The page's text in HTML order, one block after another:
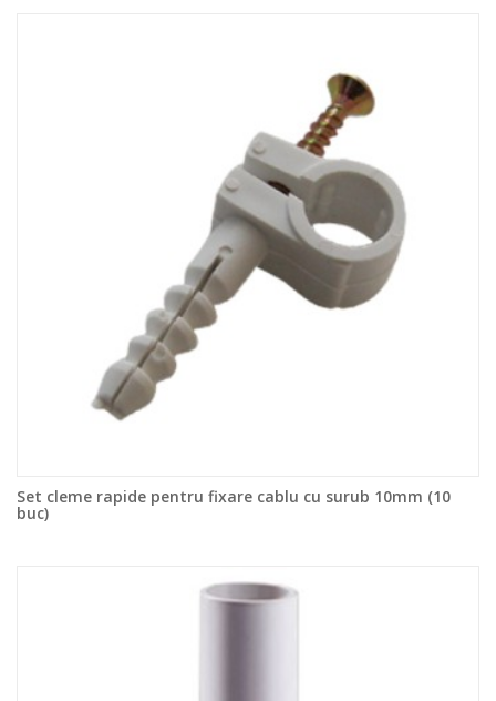
Set cleme rapide pentru fixare cablu cu surub 10mm (10
buc)